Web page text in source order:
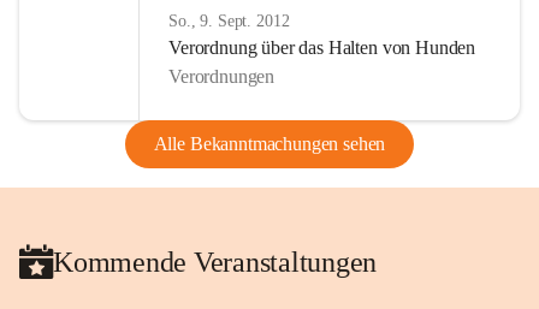
So., 9. Sept. 2012
Verordnung über das Halten von Hunden
Verordnungen
Alle Bekanntmachungen sehen
Kommende Veranstaltungen